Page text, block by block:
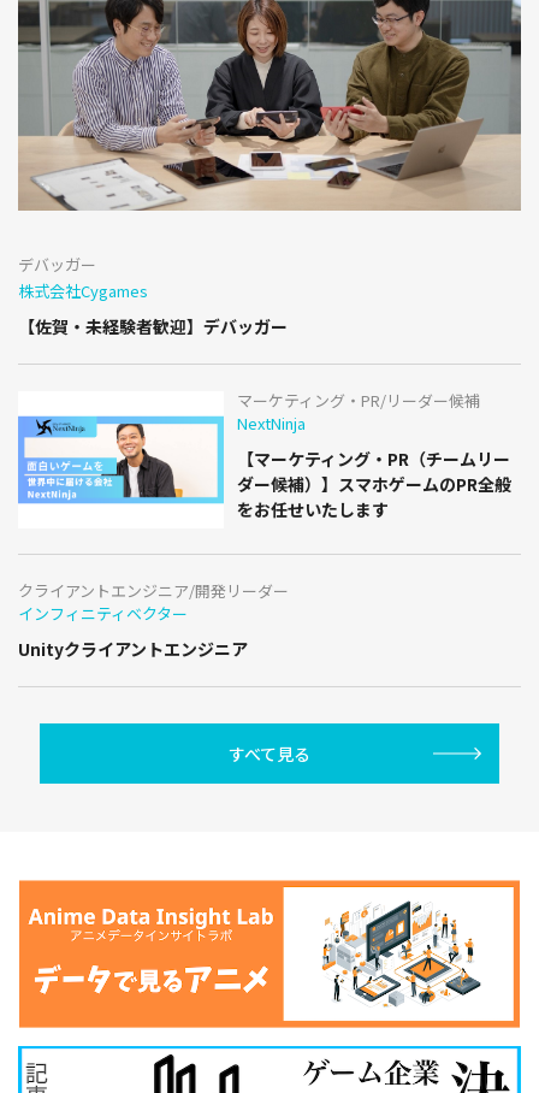
デバッガー
株式会社Cygames
【佐賀・未経験者歓迎】デバッガー
マーケティング・PR/リーダー候補
NextNinja
【マーケティング・PR（チームリー
ダー候補）】スマホゲームのPR全般
をお任せいたします
クライアントエンジニア/開発リーダー
インフィニティベクター
Unityクライアントエンジニア
すべて見る